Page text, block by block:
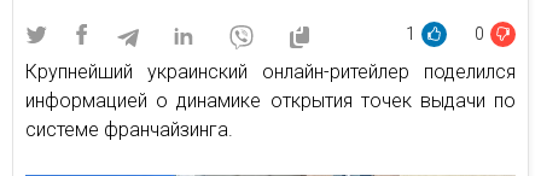
1 0
Крупнейший украинский онлайн-ритейлер поделился
информацией о динамике открытия точек выдачи по
системе франчайзинга.